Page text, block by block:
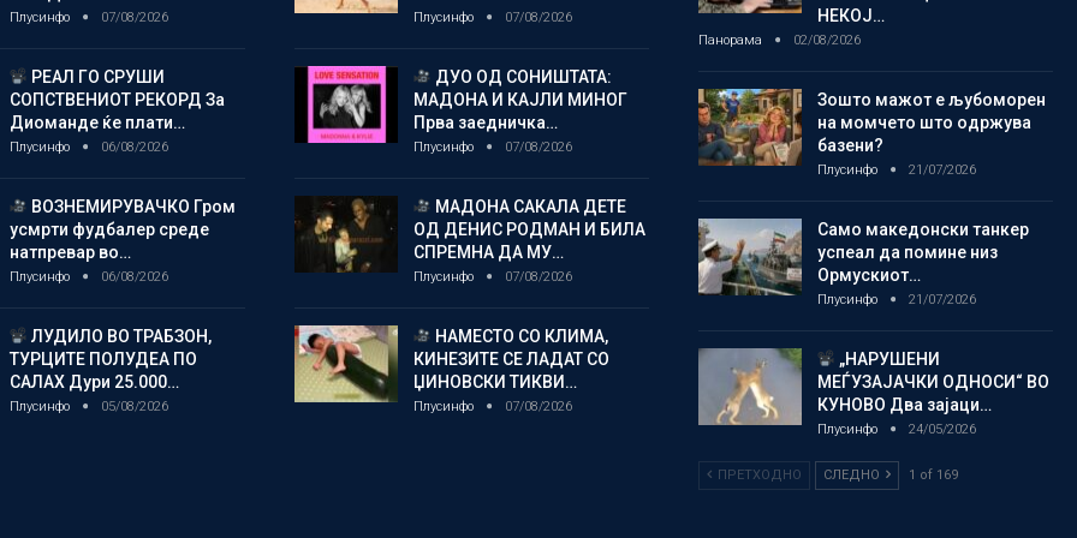
Плусинфо 07/08/2026
РЕАЛ ГО СРУШИ
СОПСТВЕНИОТ РЕКОРД За
Диоманде ќе плати…
Плусинфо 06/08/2026
ВОЗНЕМИРУВАЧКО Гром
усмрти фудбалер среде
натпревар во…
Плусинфо 06/08/2026
ЛУДИЛО ВО ТРАБЗОН,
ТУРЦИТЕ ПОЛУДЕА ПО
САЛАХ Дури 25.000…
Плусинфо 05/08/2026
Плусинфо 07/08/2026
ДУО ОД СОНИШТАТА:
МАДОНА И КАЈЛИ МИНОГ
Прва заедничка…
Плусинфо 07/08/2026
МАДОНА САКАЛА ДЕТЕ
ОД ДЕНИС РОДМАН И БИЛА
СПРЕМНА ДА МУ…
Плусинфо 07/08/2026
НАМЕСТО СО КЛИМА,
КИНЕЗИТЕ СЕ ЛАДАТ СО
ЏИНОВСКИ ТИКВИ…
Плусинфо 07/08/2026
НЕКОЈ…
Панорама 02/08/2026
Зошто мажот е љубоморен
на момчето што одржува
базени?
Плусинфо 21/07/2026
Само македонски танкер
успеал да помине низ
Ормускиот…
Плусинфо 21/07/2026
„НАРУШЕНИ
МЕЃУЗАЈАЧКИ ОДНОСИ“ ВО
КУНОВО Два зајаци…
Плусинфо 24/05/2026
ПРЕТХОДНО СЛЕДНО 1 of 169